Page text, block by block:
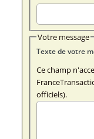
Votre message
Ce champ
officiels).